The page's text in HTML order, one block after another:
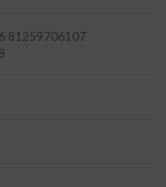
81259706107